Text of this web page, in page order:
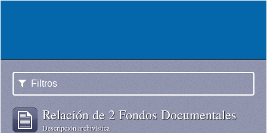
Filtros
Relación de 2 Fondos Documentales
Descripción archivística